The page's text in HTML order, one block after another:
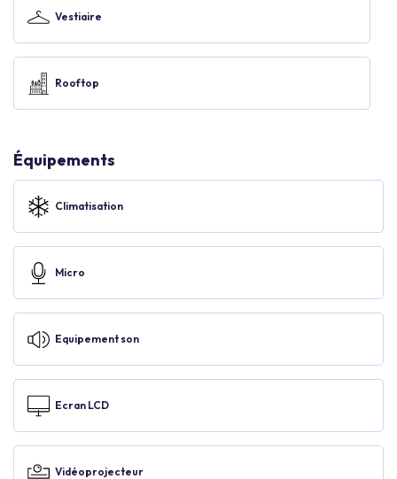
Vestiaire
Rooftop
Équipements
Climatisation
Micro
Equipement son
Ecran LCD
Vidéoprojecteur